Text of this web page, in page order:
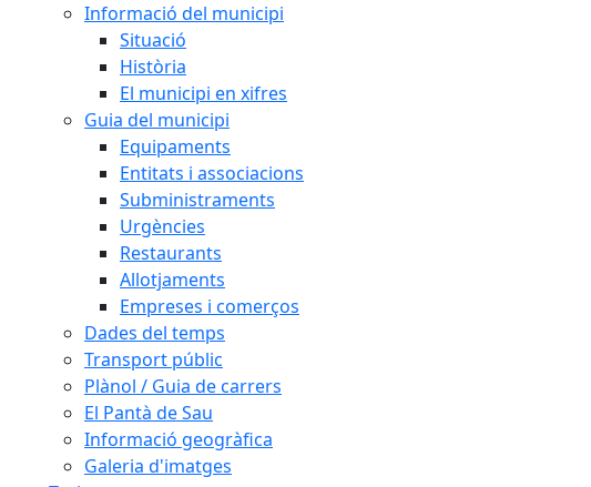
Informació del municipi
Situació
Història
El municipi en xifres
Guia del municipi
Equipaments
Entitats i associacions
Subministraments
Urgències
Restaurants
Allotjaments
Empreses i comerços
Dades del temps
Transport públic
Plànol / Guia de carrers
El Pantà de Sau
Informació geogràfica
Galeria d'imatges